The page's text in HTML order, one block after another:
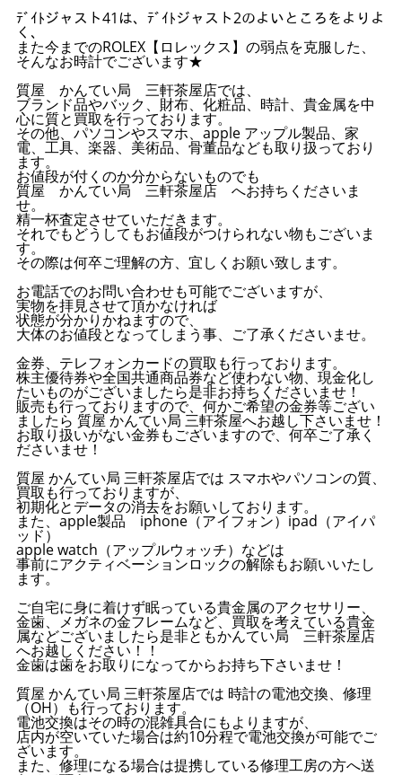
ﾃﾞｲﾄジャスト41は、ﾃﾞｲﾄジャスト2のよいところをよりよ
く、
また今までのROLEX【ロレックス】の弱点を克服した、
そんなお時計でございます★
質屋 かんてい局 三軒茶屋店では、
ブランド品やバック、財布、化粧品、時計、貴金属を中
心に質と買取を行っております。
その他、パソコンやスマホ、apple アップル製品、家
電、工具、楽器、美術品、骨董品なども取り扱っており
ます。
お値段が付くのか分からないものでも
質屋 かんてい局 三軒茶屋店 へお持ちくださいま
せ。
精一杯査定させていただきます。
それでもどうしてもお値段がつけられない物もございま
す。
その際は何卒ご理解の方、宜しくお願い致します。
お電話でのお問い合わせも可能でございますが、
実物を拝見させて頂かなければ
状態が分かりかねますので、
大体のお値段となってしまう事、ご了承くださいませ。
金券、テレフォンカードの買取も行っております。
株主優待券や全国共通商品券など使わない物、現金化し
たいものがございましたら是非お持ちくださいませ！
販売も行っておりますので、何かご希望の金券等ござい
ましたら 質屋 かんてい局 三軒茶屋へお越し下さいませ！
お取り扱いがない金券もございますので、何卒ご了承く
ださいませ！
質屋 かんてい局 三軒茶屋店では スマホやパソコンの質、
買取も行っておりますが、
初期化とデータの消去をお願いしております。
また、apple製品 iphone（アイフォン）ipad（アイパ
ッド）
apple watch（アップルウォッチ）などは
事前にアクティベーションロックの解除もお願いいたし
ます。
ご自宅に身に着けず眠っている貴金属のアクセサリー、
金歯、メガネの金フレームなど、買取を考えている貴金
属などございましたら是非ともかんてい局 三軒茶屋店
へお越しください！！
金歯は歯をお取りになってからお持ち下さいませ！
質屋 かんてい局 三軒茶屋店では 時計の電池交換、修理
（OH）も行っております。
電池交換はその時の混雑具合にもよりますが、
店内が空いていた場合は約10分程で電池交換が可能でご
ざいます。
また、修理になる場合は提携している修理工房の方へ送